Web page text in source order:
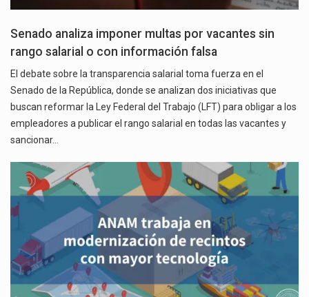
Senado analiza imponer multas por vacantes sin
rango salarial o con información falsa
El debate sobre la transparencia salarial toma fuerza en el
Senado de la República, donde se analizan dos iniciativas que
buscan reformar la Ley Federal del Trabajo (LFT) para obligar a los
empleadores a publicar el rango salarial en todas las vacantes y
sancionar…